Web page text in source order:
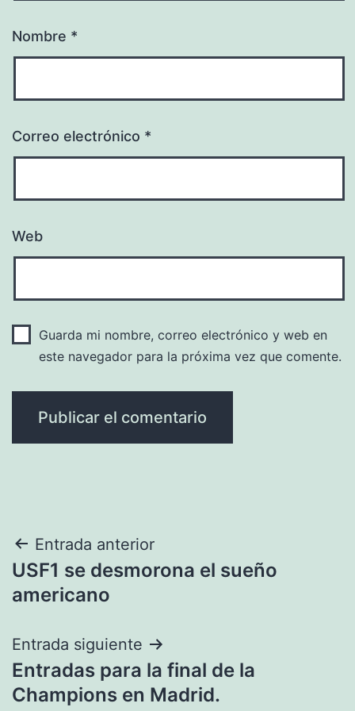
Nombre *
Correo electrónico *
Web
Guarda mi nombre, correo electrónico y web en
este navegador para la próxima vez que comente.
Navegación
de
Entrada anterior
USF1 se desmorona el sueño
americano
Entrada siguiente
Entradas para la final de la
Champions en Madrid.